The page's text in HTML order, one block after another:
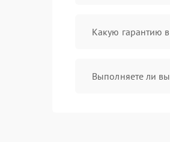
Какую гарантию
Выполняете ли